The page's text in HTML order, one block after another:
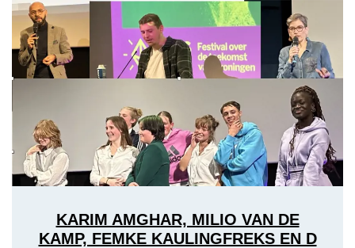
KARIM AMGHAR, MILIO VAN DE
KAMP, FEMKE KAULINGFREKS EN D